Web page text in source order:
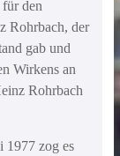
den
Rohrbach, der
gab und
Wirkens an
Rohrbach
1977 zog es